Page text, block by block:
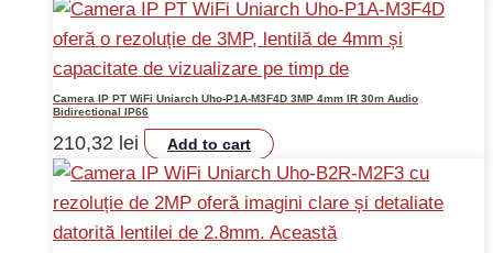
Camera IP PT WiFi Uniarch Uho-P1A-M3F4D 3MP 4mm IR 30m Audio
Bidirectional IP66
210,32 lei Add to cart